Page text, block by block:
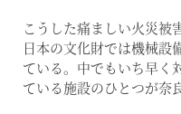
こうした痛ましい火災被
日本の文化財では機械設
ている。中でもいち早く
ている施設のひとつが奈